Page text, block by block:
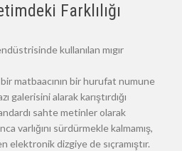
Farklılığı
kullanılan mıgır
matbaacının bir hurufat numune
galerisini alarak karıştırdığı
sahte metinler olarak
varlığını sürdürmekle kalmamış,
elektronik dizgiye de sıçramıştır.